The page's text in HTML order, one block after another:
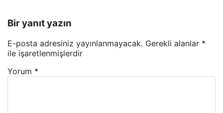
Bir yanıt yazın
E-posta adresiniz yayınlanmayacak. Gerekli alanlar *
ile işaretlenmişlerdir
Yorum *